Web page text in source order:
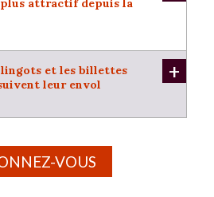
plus attractif depuis la
lingots et les billettes
leur envol
+
VOUS